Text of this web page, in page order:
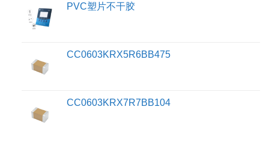
PVC塑片不干胶
CC0603KRX5R6BB475
CC0603KRX7R7BB104